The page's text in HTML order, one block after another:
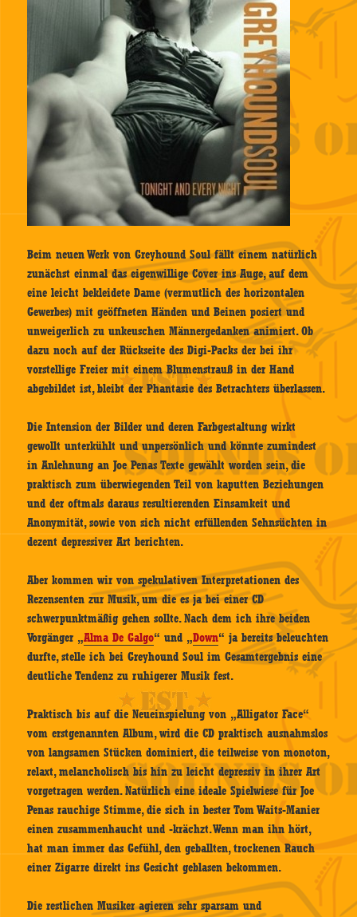
Beim neuen Werk von Greyhound Soul fällt einem natürlich
zunächst einmal das eigenwillige Cover ins Auge, auf dem
eine leicht bekleidete Dame (vermutlich des horizontalen
Gewerbes) mit geöffneten Händen und Beinen posiert und
unweigerlich zu unkeuschen Männergedanken animiert. Ob
dazu noch auf der Rückseite des Digi-Packs der bei ihr
vorstellige Freier mit einem Blumenstrauß in der Hand
abgebildet ist, bleibt der Phantasie des Betrachters überlassen.
Die Intension der Bilder und deren Farbgestaltung wirkt
gewollt unterkühlt und unpersönlich und könnte zumindest
in Anlehnung an Joe Penas Texte gewählt worden sein, die
praktisch zum überwiegenden Teil von kaputten Beziehungen
und der oftmals daraus resultierenden Einsamkeit und
Anonymität, sowie von sich nicht erfüllenden Sehnsüchten in
dezent depressiver Art berichten.
Aber kommen wir von spekulativen Interpretationen des
Rezensenten zur Musik, um die es ja bei einer CD
schwerpunktmäßig gehen sollte. Nach dem ich ihre beiden
Vorgänger „Alma De Galgo“ und „Down“ ja bereits beleuchten
durfte, stelle ich bei Greyhound Soul im Gesamtergebnis eine
deutliche Tendenz zu ruhigerer Musik fest.
Praktisch bis auf die Neueinspielung von „Alligator Face“
vom erstgenannten Album, wird die CD praktisch ausnahmslos
von langsamen Stücken dominiert, die teilweise von monoton,
relaxt, melancholisch bis hin zu leicht depressiv in ihrer Art
vorgetragen werden. Natürlich eine ideale Spielwiese für Joe
Penas rauchige Stimme, die sich in bester Tom Waits-Manier
einen zusammenhaucht und -krächzt. Wenn man ihn hört,
hat man immer das Gefühl, den geballten, trockenen Rauch
einer Zigarre direkt ins Gesicht geblasen bekommen.
Die restlichen Musiker agieren sehr sparsam und